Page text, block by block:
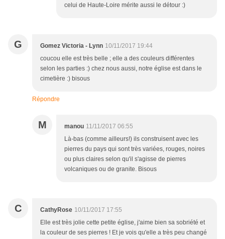
celui de Haute-Loire mérite aussi le détour :)
G Gomez Victoria - Lynn 10/11/2017 19:44
coucou elle est très belle ; elle a des couleurs différentes
selon les parties :) chez nous aussi, notre église est dans le
cimetière :) bisous
Répondre
M manou 11/11/2017 06:55
Là-bas (comme ailleurs!) ils construisent avec les
pierres du pays qui sont très variées, rouges, noires
ou plus claires selon qu'il s'agisse de pierres
volcaniques ou de granite. Bisous
C CathyRose 10/11/2017 17:55
Elle est très jolie cette petite église, j'aime bien sa sobriété et
la couleur de ses pierres ! Et je vois qu'elle a très peu changé